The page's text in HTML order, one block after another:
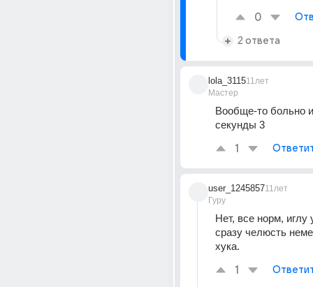
0
2 ответа
lola_3115
Мастер
11лет
Вообще-то больно
секунды 3
1
user_1245857
Гуру
11лет
Нет, все норм, иглу
сразу челюсть
хука.
1